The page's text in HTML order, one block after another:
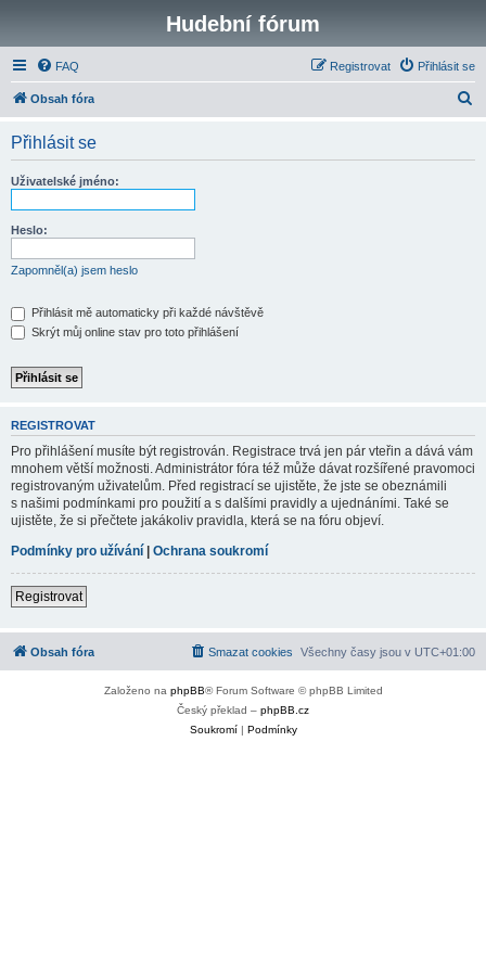
Hudební fórum
FAQ Přihlásit se
Registrovat
Obsah fóra
Přihlásit se
Uživatelské jméno:
Heslo:
Zapomněl(a) jsem heslo
Přihlásit mě automaticky při každé návštěvě
Skrýt můj online stav pro toto přihlášení
REGISTROVAT
Pro přihlášení musíte být registrován. Registrace trvá jen pár vteřin a dává vám
mnohem větší možnosti. Administrátor fóra též může dávat rozšířené pravomoci
registrovaným uživatelům. Před registrací se ujistěte, že jste se obeznámili
s našimi podmínkami pro použití a s dalšími pravidly a ujednáními. Také se
ujistěte, že si přečtete jakákoliv pravidla, která se na fóru objeví.
Podmínky pro užívání | Ochrana soukromí
Registrovat
Obsah fóra Všechny časy jsou v UTC+01:00
Smazat cookies
Založeno na phpBB® Forum Software © phpBB Limited
Český překlad – phpBB.cz
Soukromí| Podmínky